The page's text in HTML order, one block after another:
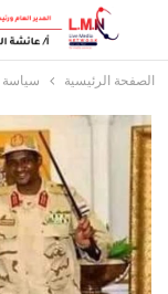
الصفحة الرئيسية سياسة